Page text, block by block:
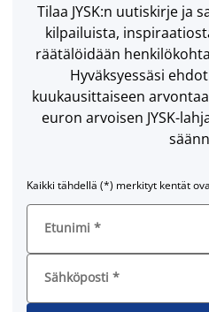
Tilaa JYSK:n uutiskirje ja
kilpailuista,
räätälöidään
Hyväksyessäsi
kuukausittaiseen
euron arvoisen JYSK-
Kaikki tähdellä (*) merkityt kentät
Etunimi *
Sähköposti *